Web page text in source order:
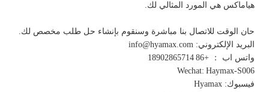
هياماكس هي المورد المثالي لك.
حان الوقت للاتصال بنا مباشرة وسنقوم بإنشاء حل طلب مخصص لك.
البريد الإلكتروني: info@hyamax.com
واتس اب ： +86
18902865714
Wechat: Haymax-S006
فيسبوك: Hyamax